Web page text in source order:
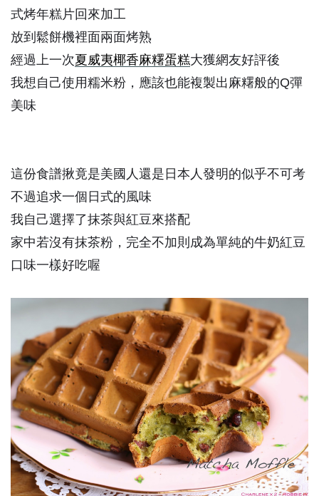
式烤年糕片回來加工
放到鬆餅機裡面兩面烤熟
經過上一次夏威夷椰香麻糬蛋糕大獲網友好評後
我想自己使用糯米粉，應該也能複製出麻糬般的Q彈
美味
這份食譜揪竟是美國人還是日本人發明的似乎不可考
不過追求一個日式的風味
我自己選擇了抹茶與紅豆來搭配
家中若沒有抹茶粉，完全不加則成為單純的牛奶紅豆
口味一樣好吃喔